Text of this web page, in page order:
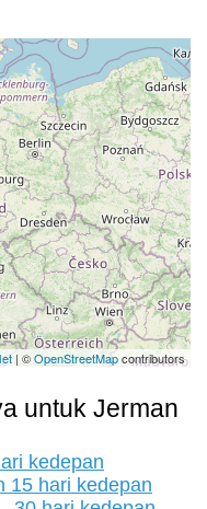
| ©OpenStreetMapcontributors
untuk Jerman
kedepan
15 hari kedepan